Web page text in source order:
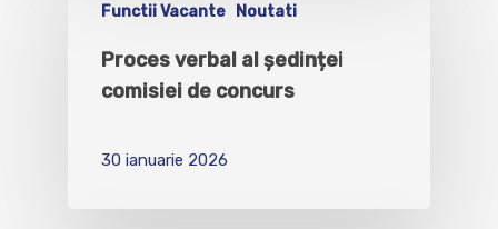
Functii Vacante Noutati
Proces verbal al ședinței
comisiei de concurs
30 ianuarie 2026